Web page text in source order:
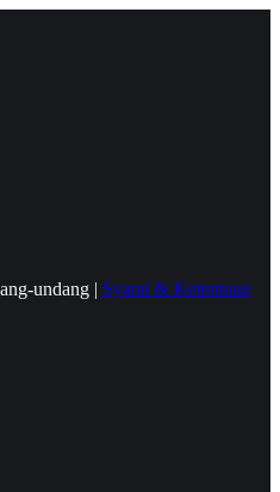
undang | Syarat & Ketentuan